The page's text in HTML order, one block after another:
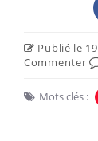
Publié le
Commenter
Mots clés :